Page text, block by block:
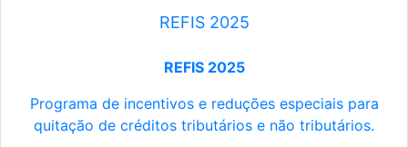
REFIS 2025
REFIS 2025
Programa de incentivos e reduções especiais para
quitação de créditos tributários e não tributários.